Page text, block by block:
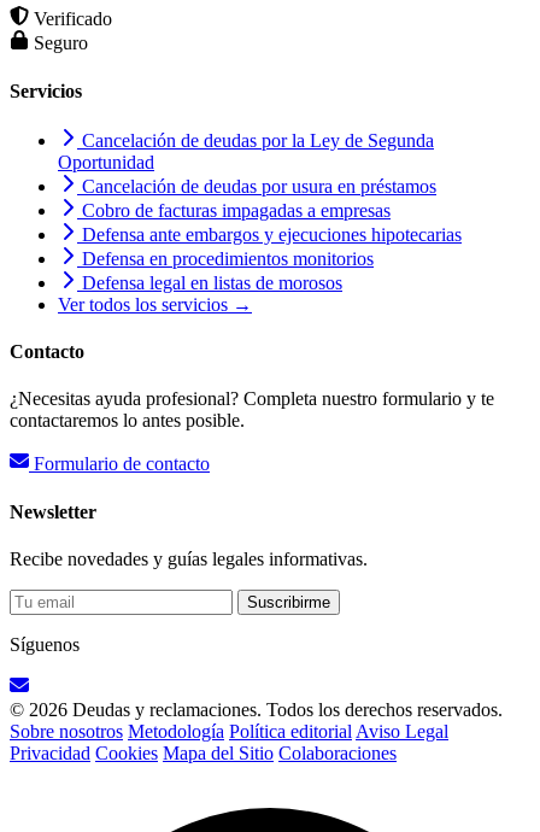
Verificado
Seguro
Servicios
Cancelación de deudas por la Ley de Segunda
Oportunidad
Cancelación de deudas por usura en préstamos
Cobro de facturas impagadas a empresas
Defensa ante embargos y ejecuciones hipotecarias
Defensa en procedimientos monitorios
Defensa legal en listas de morosos
Ver todos los servicios →
Contacto
¿Necesitas ayuda profesional? Completa nuestro formulario y te
contactaremos lo antes posible.
Formulario de contacto
Newsletter
Recibe novedades y guías legales informativas.
Suscribirme
Síguenos
© 2026 Deudas y reclamaciones. Todos los derechos reservados.
Sobre nosotros Metodología Política editorial Aviso Legal
Privacidad Cookies Mapa del Sitio Colaboraciones